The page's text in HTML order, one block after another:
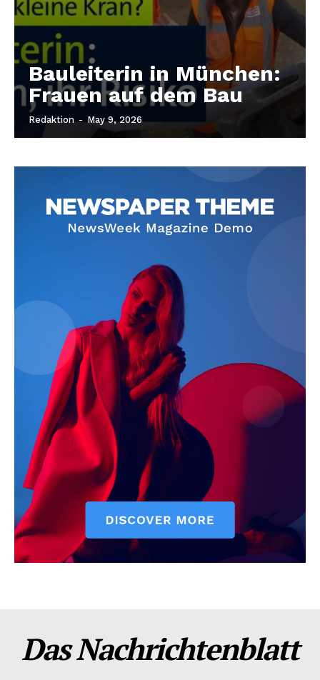
Bauleiterin in München:
Frauen auf dem Bau
Redaktion - May 9, 2026
Das Nachrichtenblatt